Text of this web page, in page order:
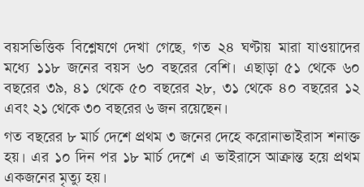
বয়সভিত্তিক বিশ্লেষণে দেখা গেছে, গত ২৪ ঘণ্টায় মারা যাওয়াদের
মধ্যে ১১৮ জনের বয়স ৬০ বছরের বেশি। এছাড়া ৫১ থেকে ৬০
বছরের ৩৯, ৪১ থেকে ৫০ বছরের ২৮, ৩১ থেকে ৪০ বছরের ১২
এবং ২১ থেকে ৩০ বছরের ৬ জন রয়েছেন।
গত বছরের ৮ মার্চ দেশে প্রথম ৩ জনের দেহে করোনাভাইরাস শনাক্ত
হয়। এর ১০ দিন পর ১৮ মার্চ দেশে এ ভাইরাসে আক্রান্ত হয়ে প্রথম
একজনের মৃত্যু হয়।